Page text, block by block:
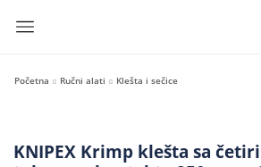
Početna Ručni alati Klešta i sečice
KNIPEX Krimp klešta sa